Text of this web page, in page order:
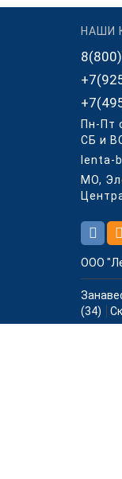
НАШИ
Пн-Пт
СБ и
lenta-
МО,
ООО
(34)